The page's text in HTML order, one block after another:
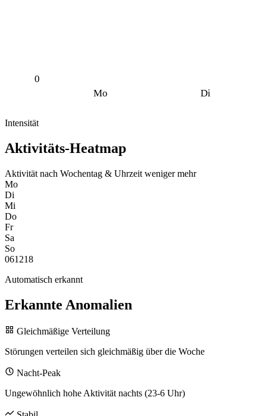
0
Mo Di
Intensität
Aktivitäts-Heatmap
Aktivität nach Wochentag & Uhrzeit wenigermehr
Mo
Di
Mi
Do
Fr
Sa
So
061218
Automatisch erkannt
Erkannte Anomalien
Gleichmäßige Verteilung
Störungen verteilen sich gleichmäßig über die Woche
Nacht-Peak
Ungewöhnlich hohe Aktivität nachts (23-6 Uhr)